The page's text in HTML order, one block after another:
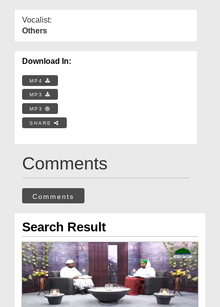
Vocalist:
Others
Download In:
MP4
MP3
MP3
SHARE
Comments
Comments
Search Result